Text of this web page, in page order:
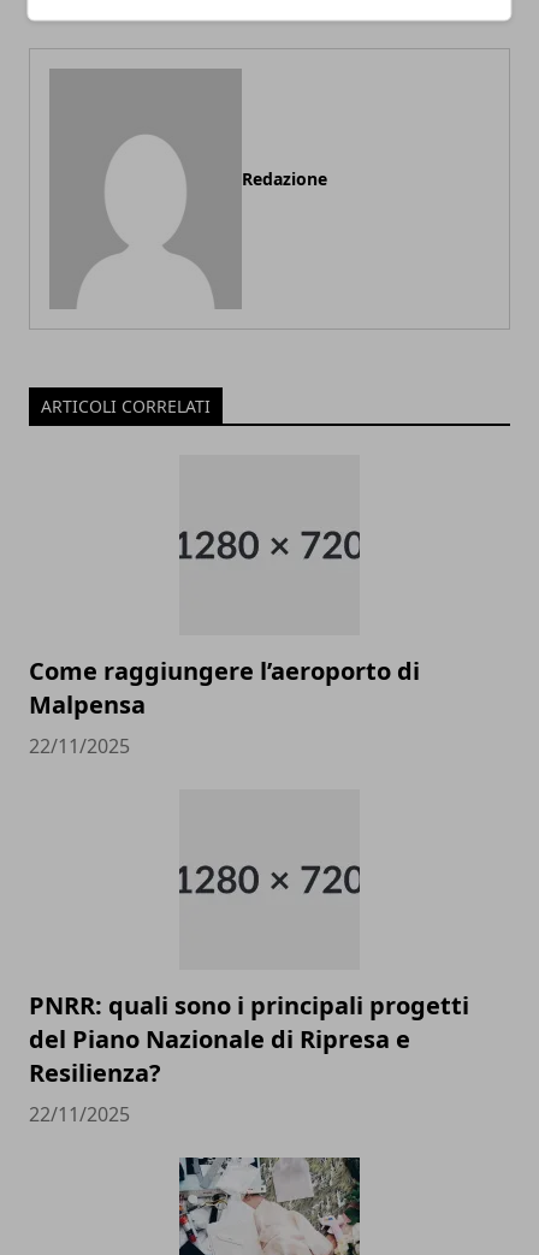
Redazione
ARTICOLI CORRELATI
Come raggiungere l’aeroporto di
Malpensa
22/11/2025
PNRR: quali sono i principali progetti
del Piano Nazionale di Ripresa e
Resilienza?
22/11/2025